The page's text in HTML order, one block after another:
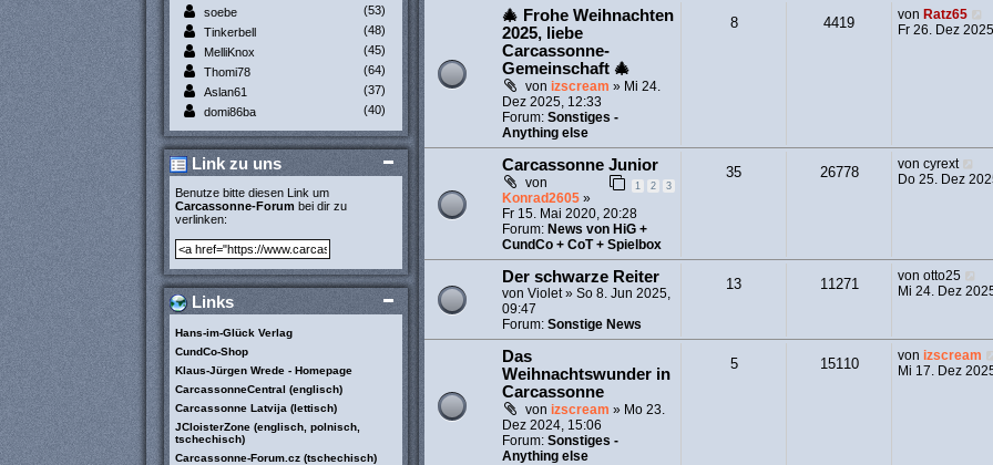
🎄 Frohe Weihnachten
2025, liebe
Carcassonne-
Gemeinschaft 🎄
von izscream » Mi 24.
Dez 2025, 12:33
Forum: Sonstiges -
Anything else
8 4419 von Ratz65
e
e
t
Fr 26. Dez
Carcassonne Junior
1 2 3
von
Konrad2605»
Fr 15. Mai 2020, 20:28
Forum: News von HiG +
CundCo + CoT + Spielbox
35 26778 voncyrext
e
e
B
r
a
g
Do 25. Dez
Der schwarze Reiter
von Violet» So 8. Jun 2025,
09:47
Forum: Sonstige News
13 11271 vonotto25
e
s
t
e
Mi 24. Dez
Das
Weihnachtswunder in
Carcassonne
von izscream » Mo 23.
Dez 2024, 15:06
Forum: Sonstiges -
Anything else
5 15110 von izscream
Mi 17. Dez
soebe
(53)
Tinkerbell
(48)
MelliKnox
(45)
Thomi78
(64)
Aslan61
(37)
domi86ba
(40)
Link zu uns
Benutze bitte diesen Link um
Carcassonne-Forum bei dir zu
verlinken:
Links
Hans-im-Glück Verlag
CundCo-Shop
Klaus-Jürgen Wrede - Homepage
CarcassonneCentral (englisch)
Carcassonne Latvija (lettisch)
JCloisterZone (englisch, polnisch,
tschechisch)
Carcassonne-Forum.cz (tschechisch)